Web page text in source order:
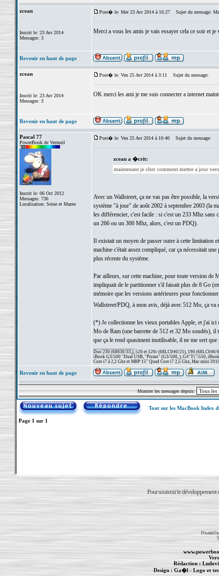
zcean
Inscrit le: 23 Avr 2014
Messages: 3
Post� le: Mer 23 Avr 2014 à 16:27 Sujet du message:
Merci a vous les amis je vais essayer cela ce soir et
Revenir en haut de page
zcean
Inscrit le: 23 Avr 2014
Messages: 3
Post� le: Ven 25 Avr 2014 à 3:11 Sujet du message:
OK merci les ami je me suis connecter a internet
Revenir en haut de page
Pascal 77
PowerBook de Vermeil
Inscrit le: 06 Oct 2012
Messages: 736
Localisation: Seine et Marne
Post� le: Ven 25 Avr 2014 à 10:40 Sujet du message:
zcean a �crit:
maintenant je cher comment mettre a jour
Avec un Wallstreet, ça ne vas pas être possible, la
système "à jour" de août 2002 à septembre 2003 (la
les différencier, c'est facile : si c'est un 233 Mhz
un 266 ou un 300 Mhz, alors, c'est un PDQ).
Il existait un moyen de passer outre à cette limitation
machine c'était assez compliqué, car ça nécessitait
plus récente du système.
Par ailleurs, sur cette machine, pour toute version de
impliquait de le partitionner s'il faisait plus de 8 Go
mémoire que les versions antérieures pour
Wallstreet/PDQ, à mon avis, déjà avec 512 Mo, ça
(*) Je collectionne les vieux portables Apple, et j'ai
Mo de Ram (une barrette de 512 et 32 Mo soudés),
que ça le rend quasiment inutilisable, il ne me sert
Duo 230 (68030/33,), 520 et 520c (68LC040/25), 190 (68LC040/
iBook G3/500 "Dual USB, "Pismo" (G3/500, ), G4"Ti"/550,
Core i7 à 2,2 Ghz et MBP 15" Quad Core i7 2,5 Ghz, Mac mini
Revenir en haut de page
Montrer les messages depuis:
Tout sur les MacBook Index
Page 1 sur 1
Pour soutenir le développement
Powered
Rédaction :
Design : Ga�l- Logo et